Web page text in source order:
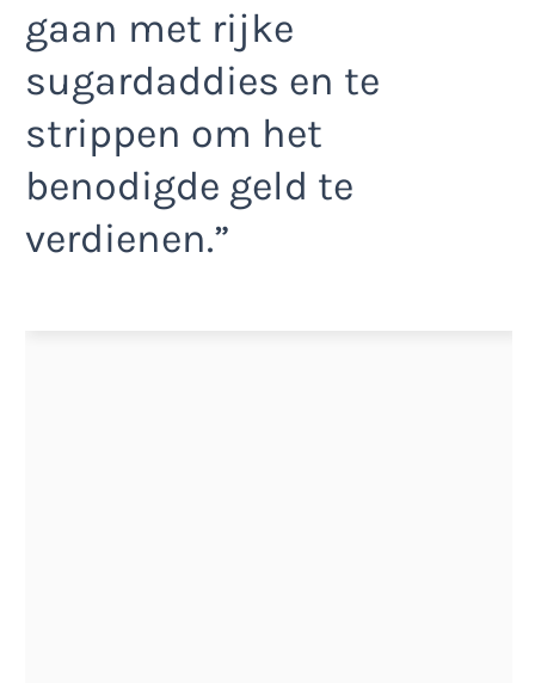
gaan met rijke
sugardaddies en te
strippen om het
benodigde geld te
verdienen.”